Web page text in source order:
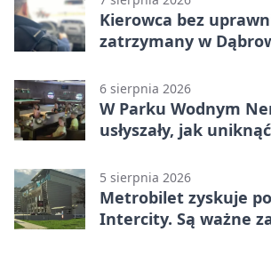
Kierowca bez
zatrzymany w
6 sierpnia 2026
W Parku Wodnym
usłyszały, jak
5 sierpnia 2026
Metrobilet zyskuje
Intercity. Są ważne